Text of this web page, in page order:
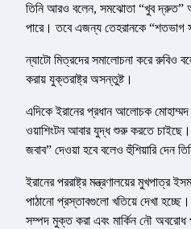
তিনি আরও বলেন, সমঝোতা “খুব দ্রুত”
পারে। তবে এজন্য তেহরানকে
ন্যাটো মিত্রদের সমালোচনা করে রুবিও
করায় যুক্তরাষ্ট্র অসন্তুষ্ট।
এদিকে ইরানের প্রধান আলোচক
ওয়াশিংটন আবার যুদ্ধ শুরু করতে
জবাব” দেওয়া হবে বলেও হুঁশিয়ারি দেন
ইরানের পররাষ্ট্র মন্ত্রণালয়ের মুখপাত্র
পাঠানো প্রস্তাবগুলো খতিয়ে দেখা
সম্পদ মুক্ত করা এবং মার্কিন নৌ অবরোধ